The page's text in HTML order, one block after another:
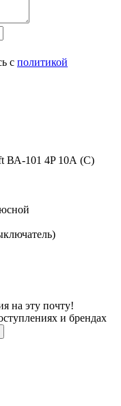
с политикой
ВА-101 4P 10А (C)
на эту почту!
и брендах